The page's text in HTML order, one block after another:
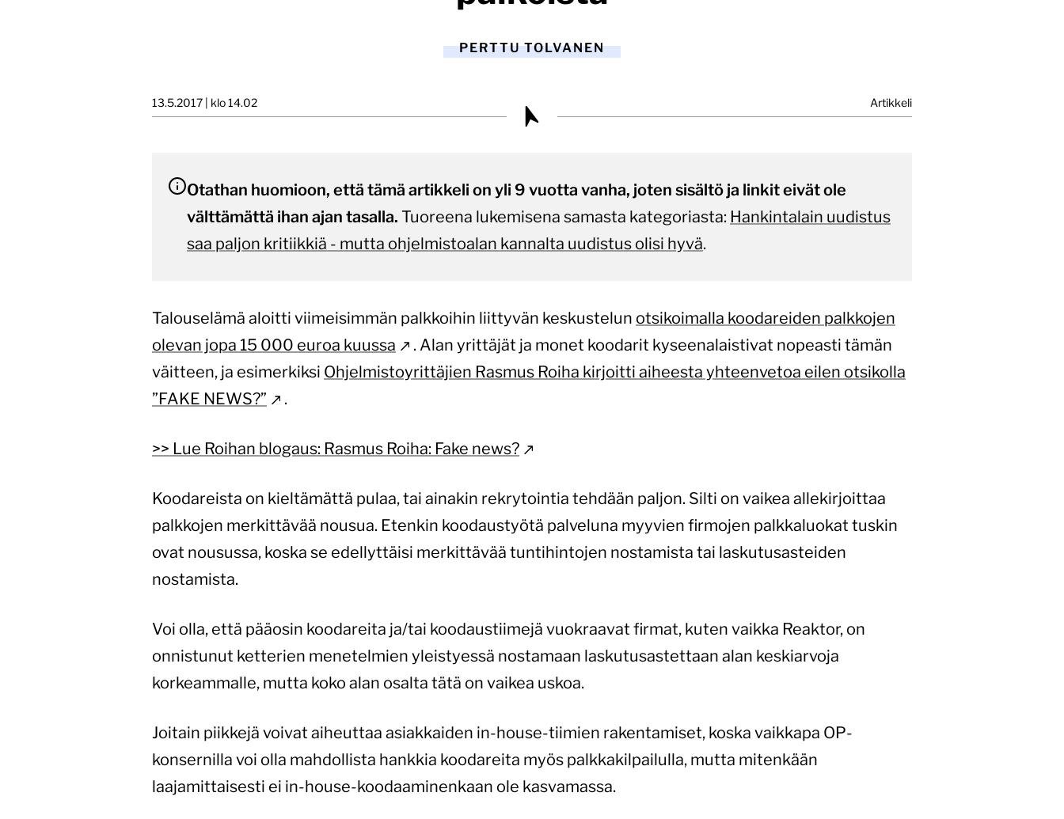
PERTTU TOLVANEN
13.5.2017 | klo 14.02 Artikkeli
Otathan huomioon, että tämä artikkeli on yli 9 vuotta vanha, joten sisältö ja linkit eivät ole
välttämättä ihan ajan tasalla. Tuoreena lukemisena samasta kategoriasta: Hankintalain uudistus
saa paljon kritiikkiä - mutta ohjelmistoalan kannalta uudistus olisi hyvä.
Talouselämä aloitti viimeisimmän palkkoihin liittyvän keskustelun otsikoimalla koodareiden palkkojen
olevan jopa 15 000 euroa kuussa
. Alan yrittäjät ja monet koodarit kyseenalaistivat nopeasti tämän
väitteen, ja esimerkiksi Ohjelmistoyrittäjien Rasmus Roiha kirjoitti aiheesta yhteenvetoa eilen otsikolla
”FAKE NEWS?”
.
>> Lue Roihan blogaus: Rasmus Roiha: Fake news?
Koodareista on kieltämättä pulaa, tai ainakin rekrytointia tehdään paljon. Silti on vaikea allekirjoittaa
palkkojen merkittävää nousua. Etenkin koodaustyötä palveluna myyvien firmojen palkkaluokat tuskin
ovat nousussa, koska se edellyttäisi merkittävää tuntihintojen nostamista tai laskutusasteiden
nostamista.
Voi olla, että pääosin koodareita ja/tai koodaustiimejä vuokraavat firmat, kuten vaikka Reaktor, on
onnistunut ketterien menetelmien yleistyessä nostamaan laskutusastettaan alan keskiarvoja
korkeammalle, mutta koko alan osalta tätä on vaikea uskoa.
Joitain piikkejä voivat aiheuttaa asiakkaiden in-house-tiimien rakentamiset, koska vaikkapa OP-
konsernilla voi olla mahdollista hankkia koodareita myös palkkakilpailulla, mutta mitenkään
laajamittaisesti ei in-house-koodaaminenkaan ole kasvamassa.